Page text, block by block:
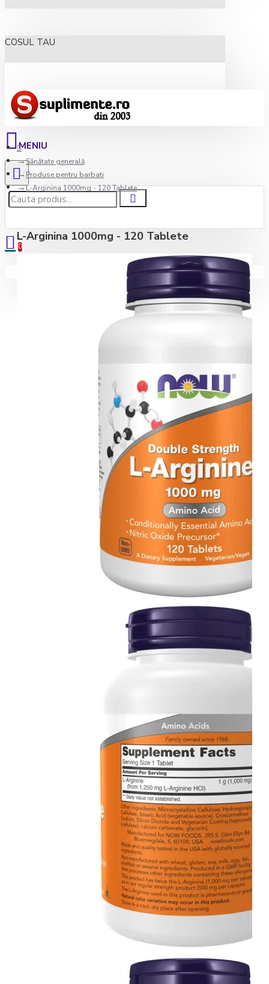
COSUL TAU
0
Sănătate generală
Produse pentru barbati
L-Arginina 1000mg - 120 Tablete
L-Arginina 1000mg - 120 Tablete